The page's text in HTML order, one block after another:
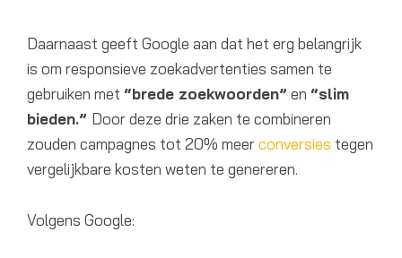
Daarnaast geeft Google aan dat het erg belangrijk
is om responsieve zoekadvertenties samen te
gebruiken met “brede zoekwoorden” en “slim
bieden.” Door deze drie zaken te combineren
zouden campagnes tot 20% meerconversies tegen
vergelijkbare kosten weten te genereren.
Volgens Google: